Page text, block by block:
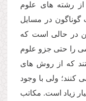
از رشته هاى علوم
گوناگون در مسایل
در حالى است كه
را حتى جزو علوم
كه از روش هاى
كنند؛ ولى با وجود
زیاد است. مكاتب